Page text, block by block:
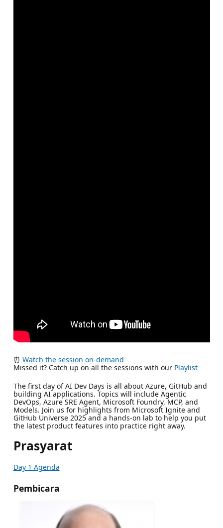
⏰ Watch the session on-demand
Missed it? Catch up on all the sessions with our Playlist
The first day of AI Dev Days is all about Azure, GitHub and
building AI applications. Topics will include Agentic
DevOps, Azure SRE Agent, Microsoft Foundry, MCP, and
Models. Join us for highlights from Microsoft Ignite and
GitHub Universe 2025 and a hands-on lab to help you put
the latest product features into practice right away.
Prasyarat
Day 1 Agenda
Pembicara